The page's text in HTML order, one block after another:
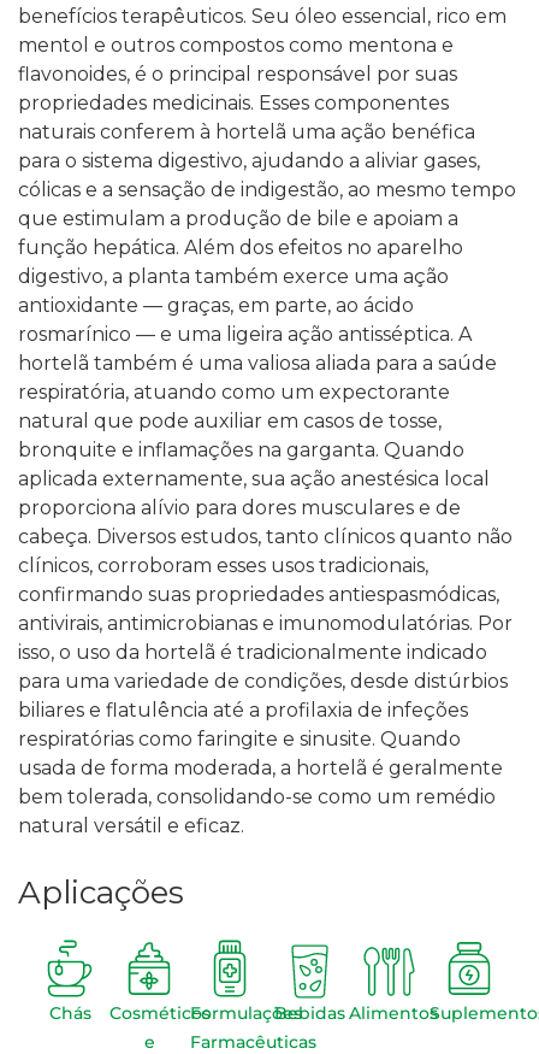
benefícios terapêuticos. Seu óleo essencial, rico em
mentol e outros compostos como mentona e
flavonoides, é o principal responsável por suas
propriedades medicinais. Esses componentes
naturais conferem à hortelã uma ação benéfica
para o sistema digestivo, ajudando a aliviar gases,
cólicas e a sensação de indigestão, ao mesmo tempo
que estimulam a produção de bile e apoiam a
função hepática. Além dos efeitos no aparelho
digestivo, a planta também exerce uma ação
antioxidante — graças, em parte, ao ácido
rosmarínico — e uma ligeira ação antisséptica. A
hortelã também é uma valiosa aliada para a saúde
respiratória, atuando como um expectorante
natural que pode auxiliar em casos de tosse,
bronquite e inflamações na garganta. Quando
aplicada externamente, sua ação anestésica local
proporciona alívio para dores musculares e de
cabeça. Diversos estudos, tanto clínicos quanto não
clínicos, corroboram esses usos tradicionais,
confirmando suas propriedades antiespasmódicas,
antivirais, antimicrobianas e imunomodulatórias. Por
isso, o uso da hortelã é tradicionalmente indicado
para uma variedade de condições, desde distúrbios
biliares e flatulência até a profilaxia de infeções
respiratórias como faringite e sinusite. Quando
usada de forma moderada, a hortelã é geralmente
bem tolerada, consolidando-se como um remédio
natural versátil e eficaz.
Aplicações
Chás
Cosméticos
e
Formulações
Farmacêuticas
Bebidas Alimentos